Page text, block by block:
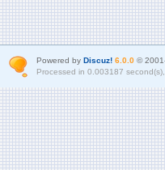
Powered by Discuz! 6.0.0©
Processed in 0.003187